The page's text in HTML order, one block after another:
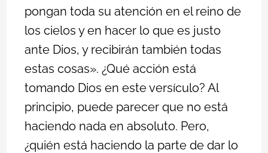
pongan toda su atención en el reino de
los cielos y en hacer lo que es justo
ante Dios, y recibirán también todas
estas cosas». ¿Qué acción está
tomando Dios en este versículo? Al
principio, puede parecer que no está
haciendo nada en absoluto. Pero,
¿quién está haciendo la parte de dar lo